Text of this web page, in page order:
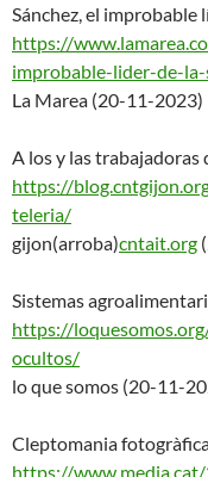
Sánchez, el improbable
https://
improbable-lider-de-
La Marea (20-11-2023)
A los y las trabajadoras
https://
teleria/
gijon(arroba)cntait.org
Sistemas
https://
ocultos/
lo que somos (20-11-
Cleptomania
https://